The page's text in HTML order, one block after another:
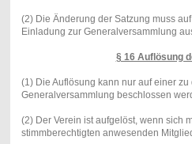
(2) Die Änderung der Satzung muss
Einladung zur Generalversammlung
§ 16 Auflösung
(1) Die Auflösung kann nur auf einer
Generalversammlung beschlossen
(2) Der Verein ist aufgelöst, wenn sich
stimmberechtigten anwesenden